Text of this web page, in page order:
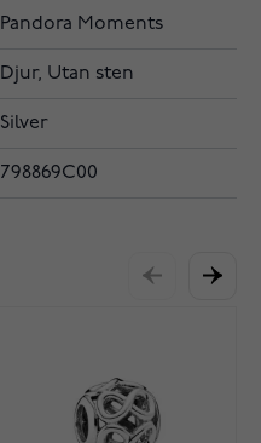
Pandora Moments
Djur, Utan sten
Silver
798869C00